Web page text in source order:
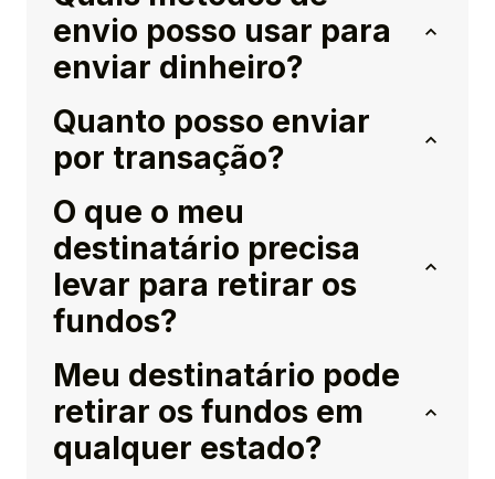
envio posso usar para
enviar dinheiro?
Quanto posso enviar
por transação?
O que o meu
destinatário precisa
levar para retirar os
fundos?
Meu destinatário pode
retirar os fundos em
qualquer estado?